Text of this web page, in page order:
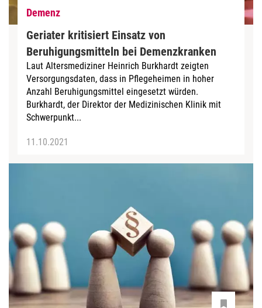
Demenz
Geriater kritisiert Einsatz von
Beruhigungsmitteln bei Demenzkranken
Laut Altersmediziner Heinrich Burkhardt zeigten
Versorgungsdaten, dass in Pflegeheimen in hoher
Anzahl Beruhigungsmittel eingesetzt würden.
Burkhardt, der Direktor der Medizinischen Klinik mit
Schwerpunkt...
11.10.2021